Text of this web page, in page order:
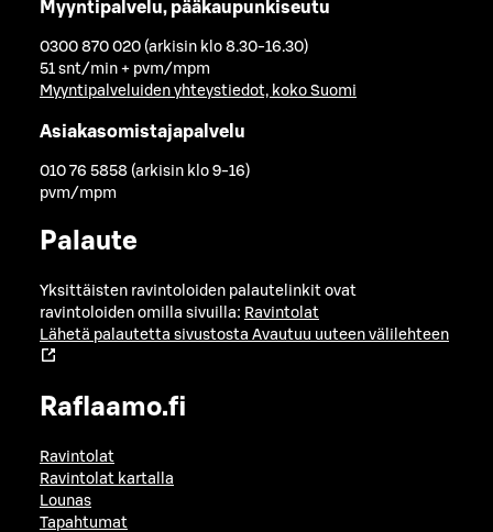
Myyntipalvelu, pääkaupunkiseutu
0300 870 020 (arkisin klo 8.30-16.30)
51 snt/min + pvm/mpm
Myyntipalveluiden yhteystiedot, koko Suomi
Asiakasomistajapalvelu
010 76 5858 (arkisin klo 9-16)
pvm/mpm
Palaute
Yksittäisten ravintoloiden palautelinkit ovat
ravintoloiden omilla sivuilla: Ravintolat
Lähetä palautetta sivustosta Avautuu uuteen välilehteen
Raflaamo.fi
Ravintolat
Ravintolat kartalla
Lounas
Tapahtumat